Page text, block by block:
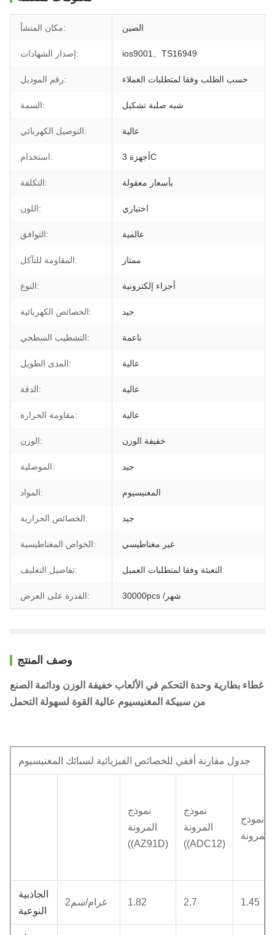
مكان المنشأ: الصين
إصدار الشهادات: ios9001、TS16949
رقم الموديل: حسب الطلب وفقا لمتطلبات العملاء
السمة: شبه صلبة تشكيل
التوصيل الكهربائي: عالية
استخدام: أجهزة 3C
التكلفة: بأسعار معقولة
اللون: اختياري
التوافق: عالمية
المقاومة للتآكل: ممتاز
النوع: أجزاء إلكترونية
الخصائص الكهربائية: جيد
التشطيب السطحي: ناعمة
المدى الطويل: عالية
الدقة: عالية
مقاومة الحرارة: عالية
الوزن: خفيفة الوزن
الموصلية: جيد
المواد: المغنيسيوم
الخصائص الحرارية: جيد
الخواص المغناطيسية: غير مغناطيسي
تفاصيل التغليف: التعبئة وفقا لمتطلبات العميل
القدرة على العرض: 30000pcs /شهر
وصف المنتج
غطاء بطارية وحدة التحكم في الألعاب خفيفة الوزن ودائمة الصنع
من سبيكة المغنيسيوم عالية القوة لسهولة التحمل
جدول مقارنة أفقي للخصائص الفيزيائية لسبائك المغنيسيوم
نموذج
المرونة
((AZ91D)
نموذج
المرونة
((ADC12)
نموذج
المرونة
الجاذبية
النوعية
غرام/سم2 1.82 2.7 1.45